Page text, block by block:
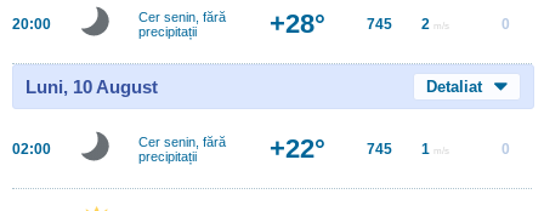
20:00
Cer senin, fără
precipitații
+28° 745 2 m/s 0
Luni, 10 August Detaliat
02:00
Cer senin, fără
precipitații
+22° 745 1 m/s 0